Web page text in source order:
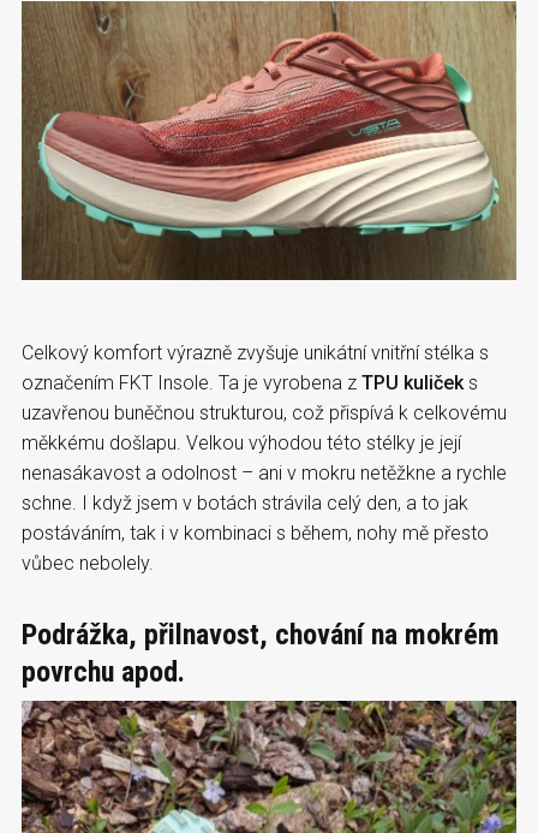
Celkový komfort výrazně zvyšuje unikátní vnitřní stélka s
označením FKT Insole. Ta je vyrobena z TPU kuličeks
uzavřenou buněčnou strukturou, což přispívá k celkovému
měkkému došlapu. Velkou výhodou této stélky je její
nenasákavost a odolnost – ani v mokru netěžkne a rychle
schne. I když jsem v botách strávila celý den, a to jak
postáváním, tak i v kombinaci s během, nohy mě přesto
vůbec nebolely.
Podrážka, přilnavost, chování na mokrém
povrchu apod.